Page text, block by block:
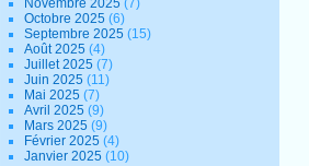
Novembre 2025(7)
Octobre 2025(6)
Septembre 2025(15)
Août 2025(4)
Juillet 2025(7)
Juin 2025(11)
Mai 2025(7)
Avril 2025(9)
Mars 2025(9)
Février 2025(4)
Janvier 2025(10)